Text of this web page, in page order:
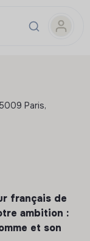
Paris,
français de
ambition :
et son